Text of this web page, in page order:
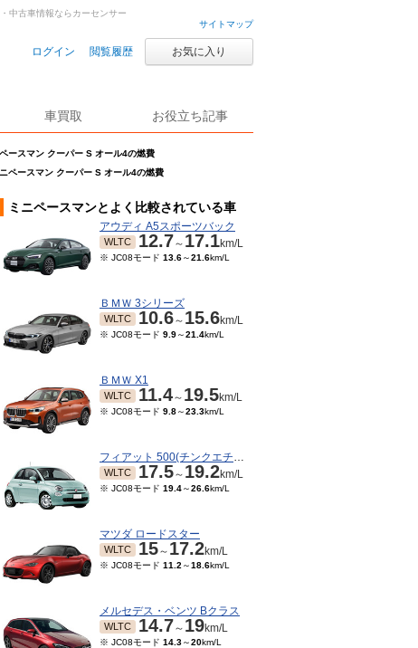
サイトマップ
ログイン 閲覧履歴 お気に入り
車買取 お役立ち記事
ースマン クーパー S オール4の燃費
ペースマン クーパー S オール4の燃費
中古車情報ならカーセンサー
ミニペースマンとよく比較されている車
アウディ A5スポーツバック
WLTC 12.7～ 17.1km/L
※ JC08モード 13.6～21.6km/L
ＢＭＷ 3シリーズ
WLTC 10.6～ 15.6km/L
※ JC08モード 9.9～21.4km/L
ＢＭＷ X1
WLTC 11.4～ 19.5km/L
※ JC08モード 9.8～23.3km/L
フィアット 500(チンクエチェント)
WLTC 17.5～ 19.2km/L
※ JC08モード 19.4～26.6km/L
マツダ ロードスター
WLTC 15～ 17.2km/L
※ JC08モード 11.2 ～18.6km/L
メルセデス・ベンツ Bクラス
WLTC 14.7～ 19km/L
※ JC08モード 14.3～20km/L